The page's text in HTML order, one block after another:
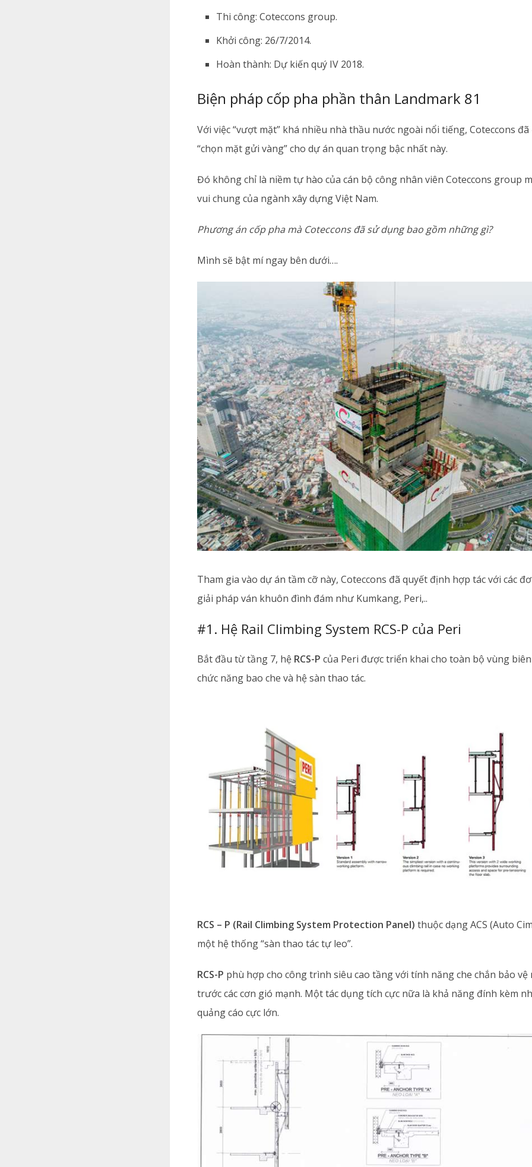
Thi công: Coteccons group.
Khởi công: 26/7/2014.
Hoàn thành: Dự kiến quý IV 2018.
Biện pháp cốp pha phần thân Landmark 81
Với việc “vượt mặt” khá nhiều nhà thầu nước ngoài nổi tiếng, Coteccons
“chọn mặt gửi vàng” cho dự án quan trọng bậc nhất này.
Đó không chỉ là niềm tự hào của cán bộ công nhân viên Coteccons group
vui chung của ngành xây dựng Việt Nam.
Phương án cốp pha mà Coteccons đã sử dụng bao gồm những gì?
Mình sẽ bật mí ngay bên dưới….
Tham gia vào dự án tầm cỡ này, Coteccons đã quyết định hợp tác với các
giải pháp ván khuôn đình đám như Kumkang, Peri,..
#1. Hệ Rail Climbing System RCS-P của Peri
Bắt đầu từ tầng 7, hệ RCS-P của Peri được triển khai cho toàn bộ vùng
chức năng bao che và hệ sàn thao tác.
RCS – P (Rail Climbing System Protection Panel) thuộc dạng ACS (Auto
một hệ thống “sàn thao tác tự leo”.
RCS-P phù hợp cho công trình siêu cao tầng với tính năng che chắn bảo
trước các cơn gió mạnh. Một tác dụng tích cực nữa là khả năng đính kèm
quảng cáo cực lớn.